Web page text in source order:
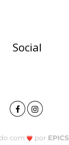
Social